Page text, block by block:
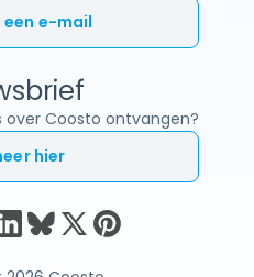
een e-mail
over Coosto ontvangen?
hier